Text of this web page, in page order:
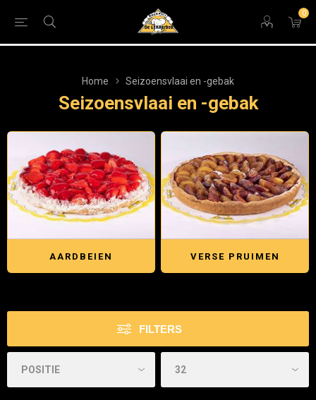
0
Home Seizoensvlaai en -gebak
Seizoensvlaai en -gebak
AARDBEIEN VERSE PRUIMEN
FILTERS